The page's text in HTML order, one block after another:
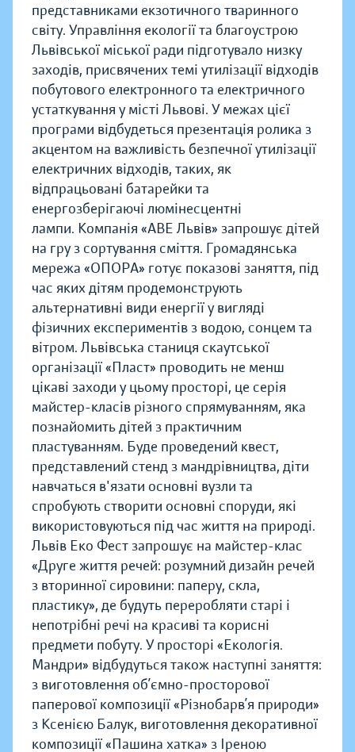
представниками екзотичного тваринного
світу. Управління екології та благоустрою
Львівської міської ради підготувало низку
заходів, присвячених темі утилізації відходів
побутового електронного та електричного
устаткування у місті Львові. У межах цієї
програми відбудеться презентація ролика з
акцентом на важливість безпечної утилізації
електричних відходів, таких, як
відпрацьовані батарейки та
енергозберігаючі люмінесцентні
лампи. Компанія «АВЕ Львів» запрошує дітей
на гру з сортування сміття. Громадянська
мережа «ОПОРА» готує показові заняття, під
час яких дітям продемонструють
альтернативні види енергії у вигляді
фізичних експериментів з водою, сонцем та
вітром. Львівська станиця скаутської
організації «Пласт» проводить не менш
цікаві заходи у цьому просторі, це серія
майстер-класів різного спрямуванням, яка
познайомить дітей з практичним
пластуванням. Буде проведений квест,
представлений стенд з мандрівництва, діти
навчаться в'язати основні вузли та
спробують створити основні споруди, які
використовуються під час життя на природі.
Львів Еко Фест запрошує на майстер-клас
«Друге життя речей: розумний дизайн речей
з вторинної сировини: паперу, скла,
пластику», де будуть переробляти старі і
непотрібні речі на красиві та корисні
предмети побуту. У просторі «Екологія.
Мандри» відбудуться також наступні заняття:
з виготовлення об’ємно-просторової
паперової композиції «Різнобарв’я природи»
з Ксенією Балук, виготовлення декоративної
композиції «Пашина хатка» з Іреною